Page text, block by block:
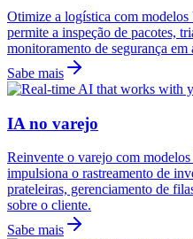
Otimize a logística com
permite a inspeção de pacotes,
monitoramento de segurança em
Sabe mais
IA no varejo
Reinvente o varejo com
impulsiona o rastreamento de
prateleiras, gerenciamento de
sobre o cliente.
Sabe mais